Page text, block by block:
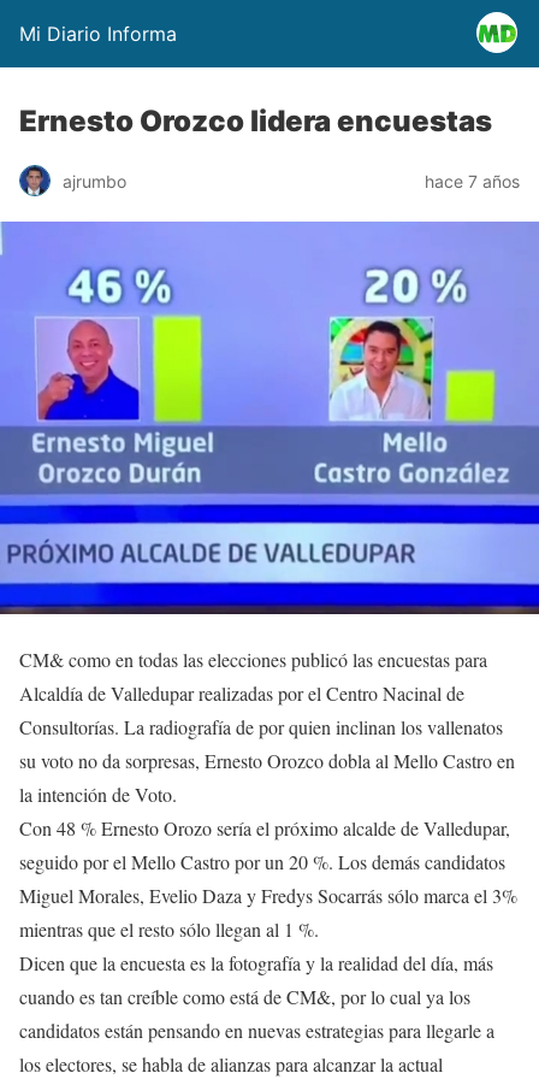
Mi Diario Informa
Ernesto Orozco lidera encuestas
ajrumbo hace 7 años
CM& como en todas las elecciones publicó las encuestas para
Alcaldía de Valledupar realizadas por el Centro Nacinal de
Consultorías. La radiografía de por quien inclinan los vallenatos
su voto no da sorpresas, Ernesto Orozco dobla al Mello Castro en
la intención de Voto.
Con 48 % Ernesto Orozo sería el próximo alcalde de Valledupar,
seguido por el Mello Castro por un 20 %. Los demás candidatos
Miguel Morales, Evelio Daza y Fredys Socarrás sólo marca el 3%
mientras que el resto sólo llegan al 1 %.
Dicen que la encuesta es la fotografía y la realidad del día, más
cuando es tan creíble como está de CM&, por lo cual ya los
candidatos están pensando en nuevas estrategias para llegarle a
los electores, se habla de alianzas para alcanzar la actual